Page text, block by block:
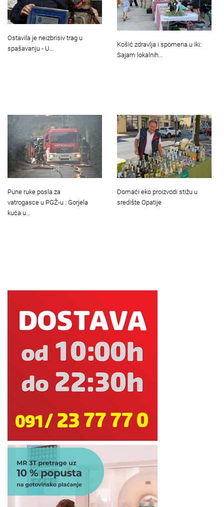
Ostavila je neizbrisiv trag u
spašavanju - U…
Košić zdravlja i spomena u Iki:
Sajam lokalnih…
Pune ruke posla za
vatrogasce u PGŽ-u : Gorjela
kuća u…
Domaći eko proizvodi stižu u
središte Opatije